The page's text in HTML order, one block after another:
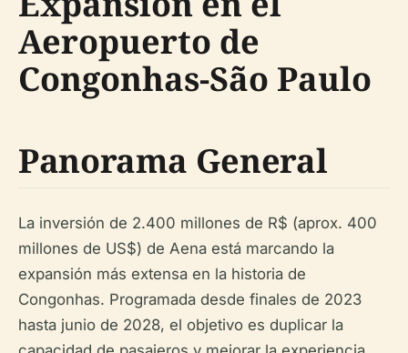
Aeropuerto de
Congonhas-São Paulo
Panorama General
La inversión de 2.400 millones de R$ (aprox. 400
millones de US$) de Aena está marcando la
expansión más extensa en la historia de
Congonhas. Programada desde finales de 2023
hasta junio de 2028, el objetivo es duplicar la